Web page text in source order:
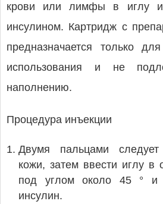
крови или лимфы в иглу
инсулином. Картридж с
предназначается только
использования и не
наполнению.
Процедура инъекции
Двумя пальцами следует
кожи, затем ввести иглу в
под углом около 45 ° и
инсулин.